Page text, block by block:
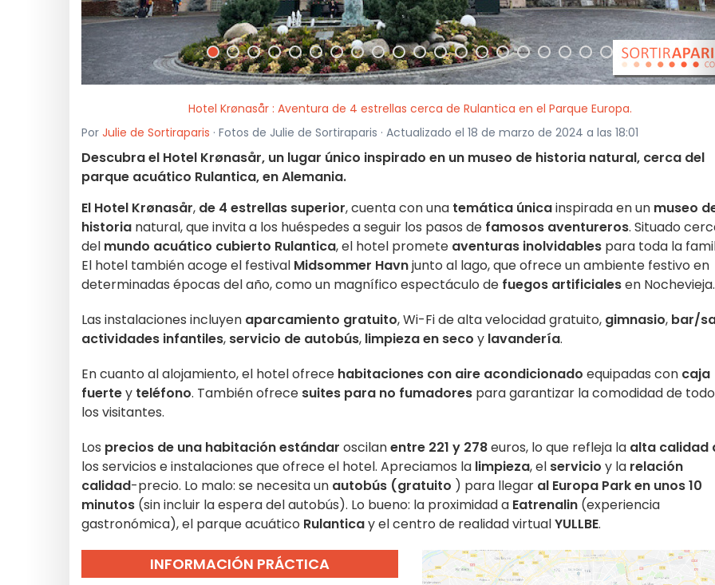
Hotel Krønasår : Aventura de 4 estrellas cerca de Rulantica en el Parque Europa.
Por Julie de Sortiraparis · Fotos de Julie de Sortiraparis · Actualizado el 18 de marzo de 2024 a las 18:01
Descubra el Hotel Krønasår, un lugar único inspirado en un museo de historia natural, cerca del
parque acuático Rulantica, en Alemania.
El Hotel Krønasår, de 4 estrellas superior, cuenta con una temática únicainspirada en un museo
historia natural, que invita a los huéspedes a seguir los pasos de famosos aventureros. Situado
del mundo acuático cubierto Rulantica, el hotel promete aventuras inolvidables para toda la
El hotel también acoge el festival Midsommer Havnjunto al lago, que ofrece un ambiente festivo en
determinadas épocas del año, como un magnífico espectáculo de fuegos artificialesen Nochevieja.
Las instalaciones incluyen aparcamiento gratuito, Wi-Fi de alta velocidad gratuito, gimnasio, bar/
actividades infantiles, servicio de autobús, limpieza en seco y lavandería.
En cuanto al alojamiento, el hotel ofrece habitaciones con aire acondicionado equipadas con caja
fuertey teléfono. También ofrece suites para no fumadores para garantizar la comodidad de
los visitantes.
Los precios de una habitación estándar oscilanentre 221 y 278euros, lo que refleja la alta calidad
los servicios e instalaciones que ofrece el hotel. Apreciamos la limpieza, el servicio y la relación
calidad-precio. Lo malo: se necesita un autobús (gratuito ) para llegar al Europa Parken unos 10
minutos (sin incluir la espera del autobús). Lo bueno: la proximidad a Eatrenalin (experiencia
gastronómica), el parque acuático Rulanticay el centro de realidad virtualYULLBE.
INFORMACIÓN PRÁCTICA